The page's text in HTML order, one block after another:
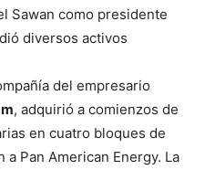
Sawan como presidente
diversos activos
del empresario
, adquirió a comienzos de
en cuatro bloques de
Pan American Energy. La